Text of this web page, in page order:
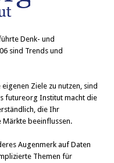
Denk- und
sind Trends und
Ziele zu nutzen, sind
futureorg Institut macht die
die Ihr
beeinflussen.
Augenmerk auf Daten
Themen für